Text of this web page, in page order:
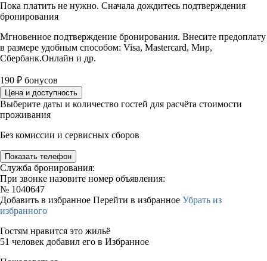
Пока платить не нужно. Сначала дождитесь подтверждения
бронирования
Мгновенное подтверждение бронирования. Внесите предоплату
в размере удобным способом: Visa, Mastercard, Мир,
Сбербанк.Онлайн и др.
190 ₽ бонусов
Цена и доступность
Выберите даты и количество гостей для расчёта стоимости
проживания
Без комиссии и сервисных сборов
Показать телефон
Служба бронирования:
При звонке назовите номер объявления:
№ 1040647
Добавить в избранное Перейти в избранное Убрать из
избранного
Гостям нравится это жильё
51 человек добавил его в Избранное